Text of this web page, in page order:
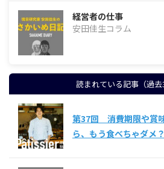
経営者の仕事
安田佳生コラム
読まれている記事（過去
第37回 消費期限や賞
ら、もう食べちゃダメ？